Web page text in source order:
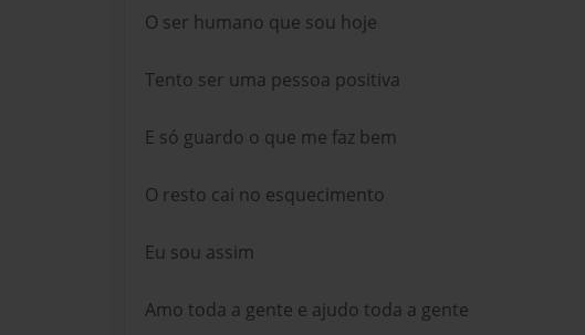
O ser humano que sou hoje
Tento ser uma pessoa positiva
E só guardo o que me faz bem
O resto cai no esquecimento
Eu sou assim
Amo toda a gente e ajudo toda a gente